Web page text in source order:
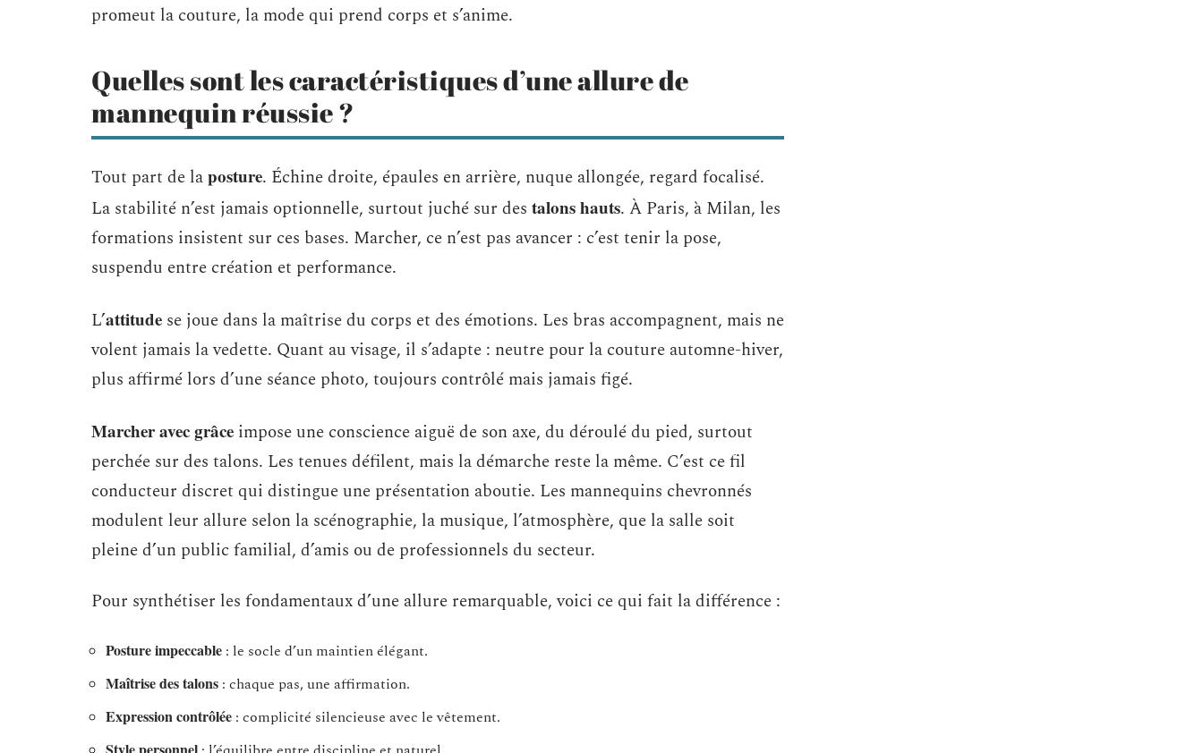
promeut la couture, la mode qui prend corps et s’anime.
Quelles sont les caractéristiques d’une allure de
mannequin réussie ?
Tout part de laposture. Échine droite, épaules en arrière, nuque allongée, regard focalisé.
La stabilité n’est jamais optionnelle, surtout juché sur des talons hauts. À Paris, à Milan, les
formations insistent sur ces bases. Marcher, ce n’est pas avancer : c’est tenir la pose,
suspendu entre création et performance.
L’attitude se joue dans la maîtrise du corps et des émotions. Les bras accompagnent, mais ne
volent jamais la vedette. Quant au visage, il s’adapte : neutre pour la couture automne-hiver,
plus affirmé lors d’une séance photo, toujours contrôlé mais jamais figé.
Marcher avec grâce impose une conscience aiguë de son axe, du déroulé du pied, surtout
perchée sur des talons. Les tenues défilent, mais la démarche reste la même. C’est ce fil
conducteur discret qui distingue une présentation aboutie. Les mannequins chevronnés
modulent leur allure selon la scénographie, la musique, l’atmosphère, que la salle soit
pleine d’un public familial, d’amis ou de professionnels du secteur.
Pour synthétiser les fondamentaux d’une allure remarquable, voici ce qui fait la différence :
Posture impeccable : le socle d’un maintien élégant.
Maîtrise des talons : chaque pas, une affirmation.
Expression contrôlée : complicité silencieuse avec le vêtement.